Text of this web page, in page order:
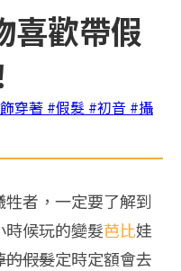
喜歡帶假
穿著 #假髮 #初音 #攝
牲者，一定要了解到
候玩的變髮芭比娃
的假髮定時定額會去